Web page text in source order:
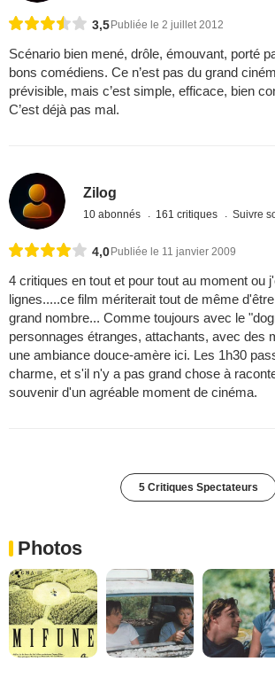
3,5Publiée le 2 juillet 2012
Scénario bien mené, drôle, émouvant, porté
bons comédiens. Ce n’est pas du grand
prévisible, mais c’est simple, efficace, bien
C’est déjà pas mal.
Zilog
10 abonnés 161 critiques Suivre
4,0 Publiée le 11 janvier 2009
4 critiques en tout et pour tout au moment ou
lignes.....ce film mériterait tout de même
grand nombre... Comme toujours avec le
personnages étranges, attachants, avec des
une ambiance douce-amère ici. Les 1h30
charme, et s'il n'y a pas grand chose à
souvenir d'un agréable moment de cinéma.
5 Critiques Spectateurs
Photos